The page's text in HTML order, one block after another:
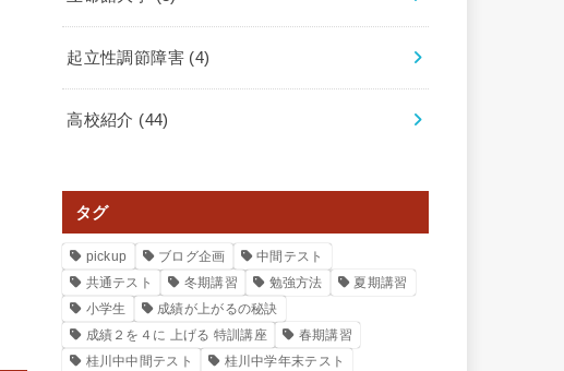
起立性調節障害 (4)
高校紹介 (44)
タグ
pickup ブログ企画
中間テスト
共通テスト
冬期講習 勉強方法
夏期講習
小学生
成績が上がるの秘訣
成績２を４に 上げる 特訓講座
春期講習
桂川中中間テスト
桂川中学年末テスト